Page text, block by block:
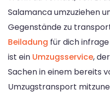
Salamanca umzuziehen
Gegenstände zu
Beiladung für dich
ist ein Umzugsservice,
Sachen in einem bereits
Umzugstransport